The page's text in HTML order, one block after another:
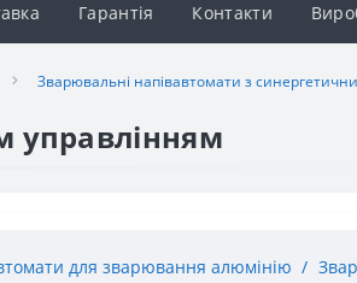
Гарантія Контакти
Зварювальні напівавтомати з
управлінням
для зварювання алюмінію